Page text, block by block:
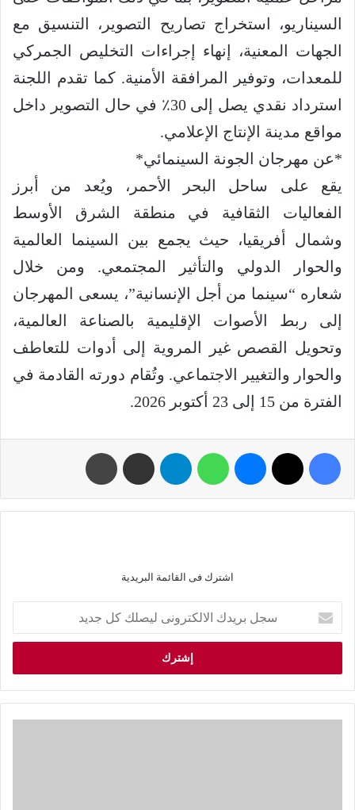
السيناريو، استخراج تصاريح التصوير، التنسيق مع
الجهات المعنية، إنهاء إجراءات التخليص الجمركي
للمعدات، وتوفير المرافقة الأمنية. كما تقدم اللجنة
استرداد نقدي يصل إلى 30٪ في حال التصوير داخل
مواقع مدينة الإنتاج الإعلامي.
*عن مهرجان الجونة السينمائي*
يقع على ساحل البحر الأحمر، ويُعد من أبرز
الفعاليات الثقافية في منطقة الشرق الأوسط
وشمال أفريقيا، حيث يجمع بين السينما العالمية
والحوار الدولي والتأثير المجتمعي. ومن خلال
شعاره “سينما من أجل الإنسانية”، يسعى المهرجان
إلى ربط الأصوات الإقليمية بالصناعة العالمية،
وتحويل القصص غير المروية إلى أدوات للتعاطف
والحوار والتغيير الاجتماعي. وتُقام دورته القادمة في
الفترة من 15 إلى 23 أكتوبر 2026.
اشترك فى القائمة البريدية